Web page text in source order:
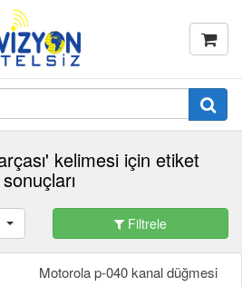
kelimesi için etiket
sonuçları
Filtrele
Motorola p-040 kanal düğmesi